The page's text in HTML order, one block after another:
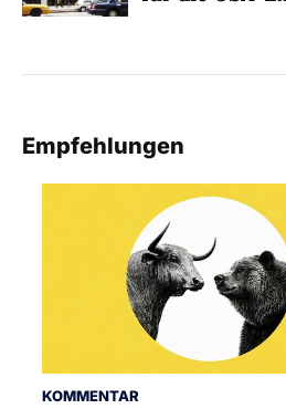
Empfehlungen
KOMMENTAR